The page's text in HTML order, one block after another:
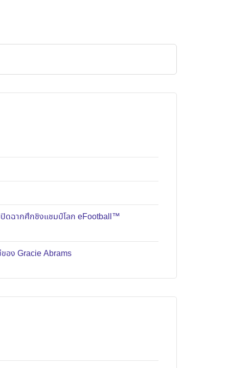
ปิดฉากศึกชิงแชมป์โลก eFootball™
อง Gracie Abrams